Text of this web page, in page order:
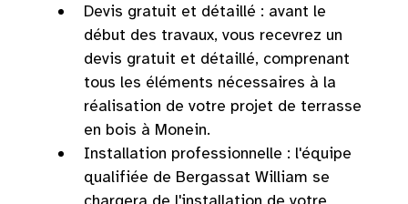
Devis gratuit et détaillé : avant le
début des travaux, vous recevrez un
devis gratuit et détaillé, comprenant
tous les éléments nécessaires à la
réalisation de votre projet de terrasse
en bois à Monein.
Installation professionnelle : l'équipe
qualifiée de Bergassat William se